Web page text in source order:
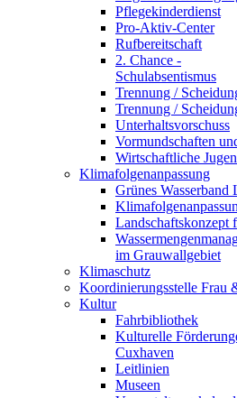
Pflegekinderdienst
Pro-Aktiv-Center
Rufbereitschaft
2. Chance -
Schulabsentismus
Trennung /
Trennung /
Unterhaltsvorschuss
Vormundschaften
Wirtschaftliche
Klimafolgenanpassung
Grünes Wasserband
Landschaftskonzept
im Grauwallgebiet
Klimaschutz
Koordinierungsstelle Frau
Kultur
Fahrbibliothek
Kulturelle
Cuxhaven
Leitlinien
Museen